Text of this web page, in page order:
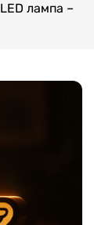
LED лампа –